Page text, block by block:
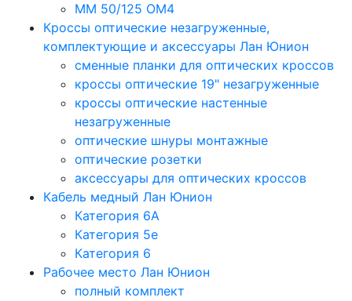
MM 50/125 OM4
Кроссы оптические незагруженные,
комплектующие и аксессуары Лан Юнион
сменные планки для оптических кроссов
кроссы оптические 19" незагруженные
кроссы оптические настенные
незагруженные
оптические шнуры монтажные
оптические розетки
аксессуары для оптических кроссов
Кабель медный Лан Юнион
Категория 6A
Категория 5e
Категория 6
Рабочее место Лан Юнион
полный комплект